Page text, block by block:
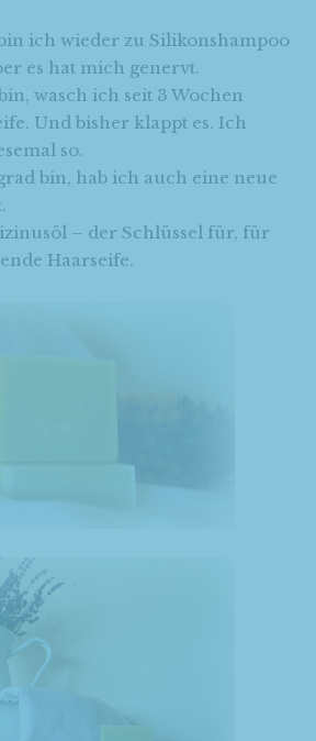
ich wieder zu Silikonshampoo
es hat mich genervt.
wasch ich seit 3 Wochen
Und bisher klappt es. Ich
so.
bin, hab ich auch eine neue
– der Schlüssel für, für
Haarseife.